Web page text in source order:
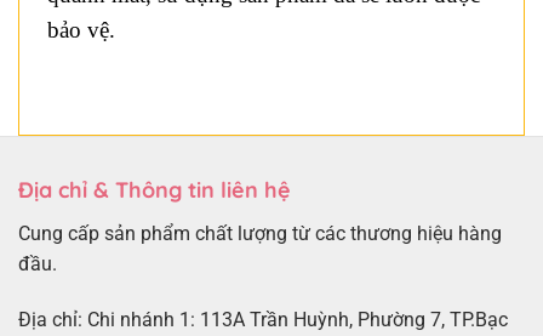
bảo vệ.
Địa chỉ & Thông tin liên hệ
Cung cấp sản phẩm chất lượng từ các thương hiệu hàng
đầu.
Địa chỉ: Chi nhánh 1: 113A Trần Huỳnh, Phường 7, TP.Bạc